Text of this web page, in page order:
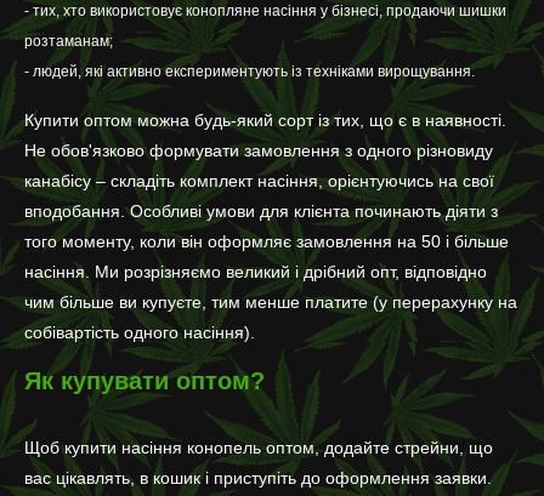
- тих, хто використовує конопляне насіння у бізнесі, продаючи шишки
розтаманам;
- людей, які активно експериментують із техніками вирощування.
Купити оптом можна будь-який сорт із тих, що є в наявності.
Не обов'язково формувати замовлення з одного різновиду
канабісу – складіть комплект насіння, орієнтуючись на свої
вподобання. Особливі умови для клієнта починають діяти з
того моменту, коли він оформляє замовлення на 50 і більше
насіння. Ми розрізняємо великий і дрібний опт, відповідно
чим більше ви купуєте, тим менше платите (у перерахунку на
собівартість одного насіння).
Як купувати оптом?
Щоб купити насіння конопель оптом, додайте стрейни, що
вас цікавлять, в кошик і приступіть до оформлення заявки.